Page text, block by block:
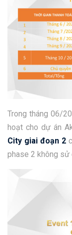
Trong tháng 06/
hoạt cho dự án
City giai đoạn 2
phase 2 không sử